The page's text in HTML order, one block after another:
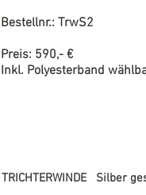
Bestellnr.: TrwS2
Preis: 590,- €
Inkl. Polyesterband
TRICHTERWINDE Silber